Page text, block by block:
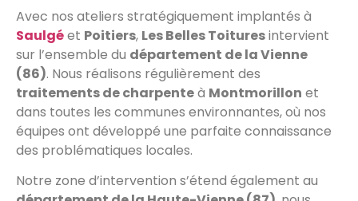
Avec nos ateliers stratégiquement implantés à
Saulgéet Poitiers, Les Belles Toituresintervient
sur l’ensemble du département de la Vienne
(86). Nous réalisons régulièrement des
traitements de charpenteà Montmorillon et
dans toutes les communes environnantes, où nos
équipes ont développé une parfaite connaissance
des problématiques locales.
Notre zone d’intervention s’étend également au